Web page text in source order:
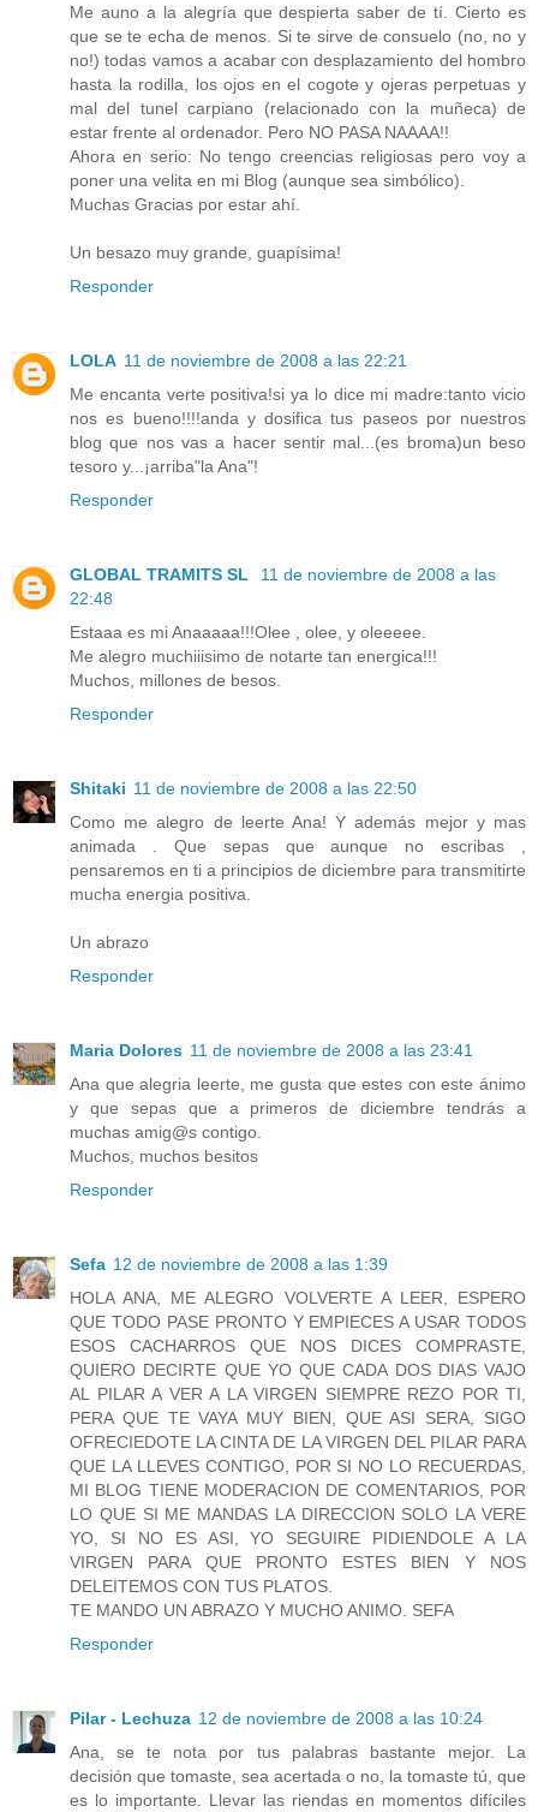
Me auno a la alegría que despierta saber de tí. Cierto es
que se te echa de menos. Si te sirve de consuelo (no, no y
no!) todas vamos a acabar con desplazamiento del hombro
hasta la rodilla, los ojos en el cogote y ojeras perpetuas y
mal del tunel carpiano (relacionado con la muñeca) de
estar frente al ordenador. Pero NO PASA NAAAA!!
Ahora en serio: No tengo creencias religiosas pero voy a
poner una velita en mi Blog (aunque sea simbólico).
Muchas Gracias por estar ahí.
Un besazo muy grande, guapísima!
Responder
LOLA 11 de noviembre de 2008 a las 22:21
Me encanta verte positiva!si ya lo dice mi madre:tanto vicio
nos es bueno!!!!anda y dosifica tus paseos por nuestros
blog que nos vas a hacer sentir mal...(es broma)un beso
tesoro y...¡arriba"la Ana"!
Responder
GLOBAL TRAMITS SL
11 de noviembre de 2008 a las
22:48
Estaaa es mi Anaaaaa!!!Olee , olee, y oleeeee.
Me alegro muchiiisimo de notarte tan energica!!!
Muchos, millones de besos.
Responder
Shitaki 11 de noviembre de 2008 a las 22:50
Como me alegro de leerte Ana! Y además mejor y mas
animada . Que sepas que aunque no escribas ,
pensaremos en ti a principios de diciembre para transmitirte
mucha energia positiva.
Un abrazo
Responder
Maria Dolores 11 de noviembre de 2008 a las 23:41
Ana que alegria leerte, me gusta que estes con este ánimo
y que sepas que a primeros de diciembre tendrás a
muchas amig@s contigo.
Muchos, muchos besitos
Responder
Sefa 12 de noviembre de 2008 a las 1:39
HOLA ANA, ME ALEGRO VOLVERTE A LEER, ESPERO
QUE TODO PASE PRONTO Y EMPIECES A USAR TODOS
ESOS CACHARROS QUE NOS DICES COMPRASTE,
QUIERO DECIRTE QUE YO QUE CADA DOS DIAS VAJO
AL PILAR A VER A LA VIRGEN SIEMPRE REZO POR TI,
PERA QUE TE VAYA MUY BIEN, QUE ASI SERA, SIGO
OFRECIEDOTE LA CINTA DE LA VIRGEN DEL PILAR PARA
QUE LA LLEVES CONTIGO, POR SI NO LO RECUERDAS,
MI BLOG TIENE MODERACION DE COMENTARIOS, POR
LO QUE SI ME MANDAS LA DIRECCION SOLO LA VERE
YO, SI NO ES ASI, YO SEGUIRE PIDIENDOLE A LA
VIRGEN PARA QUE PRONTO ESTES BIEN Y NOS
DELEITEMOS CON TUS PLATOS.
TE MANDO UN ABRAZO Y MUCHO ANIMO. SEFA
Responder
Pilar - Lechuza 12 de noviembre de 2008 a las 10:24
Ana, se te nota por tus palabras bastante mejor. La
decisión que tomaste, sea acertada o no, la tomaste tú, que
es lo importante. Llevar las riendas en momentos difíciles